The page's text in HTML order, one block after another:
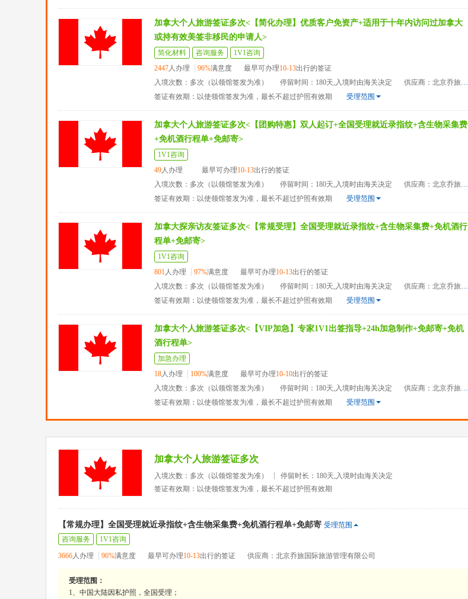
加拿大个人旅游签证多次<【简化办理】优质客户免资产+适用于十年内访问过加拿大
或持有效美签非移民的申请人>
简化材料 咨询服务
1V1咨询
2447人办理 96%满意度 最早可办理10-13出行的签证
入境次数：多次（以领馆签发为准）
停留时间：180天,入境时由海关决定
供应商：北京乔旅国际旅游管理有限公司
签证有效期：以使领馆签发为准，最长不超过护照有效期
受理范围
加拿大个人旅游签证多次<【团购特惠】双人起订+全国受理就近录指纹+含生物采集费
+免机酒行程单+免邮寄>
1V1咨询
49人办理 最早可办理10-13出行的签证
入境次数：多次（以领馆签发为准）
停留时间：180天,入境时由海关决定
供应商：北京乔旅国际旅游管理有限公司
签证有效期：以使领馆签发为准，最长不超过护照有效期
受理范围
加拿大探亲访友签证多次<【常规受理】全国受理就近录指纹+含生物采集费+免机酒行
程单+免邮寄>
1V1咨询
801人办理 97%满意度 最早可办理10-13出行的签证
入境次数：多次（以领馆签发为准）
停留时间：180天,入境时由海关决定
供应商：北京乔旅国际旅游管理有限公司
签证有效期：以使领馆签发为准，最长不超过护照有效期
受理范围
加拿大个人旅游签证多次<【VIP加急】专家1V1出签指导+24h加急制作+免邮寄+免机
酒行程单>
加急办理
18人办理 100%满意度 最早可办理10-10出行的签证
入境次数：多次（以领馆签发为准）
停留时间：180天,入境时由海关决定
供应商：北京乔旅国际旅游管理有限公司
签证有效期：以使领馆签发为准，最长不超过护照有效期
受理范围
加拿大个人旅游签证多次
入境次数：多次（以领馆签发为准）
停留时长：180天,入境时由海关决定
签证有效期：以使领馆签发为准，最长不超过护照有效期
【常规办理】全国受理就近录指纹+含生物采集费+免机酒行程单+免邮寄 受理范围
咨询服务
1V1咨询
3666人办理 96%满意度 最早可办理10-13出行的签证 供应商：北京乔旅国际旅游管理有限公司
受理范围：
1、中国大陆因私护照，全国受理；